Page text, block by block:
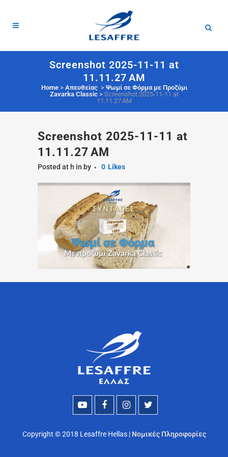
Screenshot 2025-11-11 at
11.11.27 AM
Home> Απευθείας > Ψωμί σε Φόρμα με Προζύμι
Zavarka Classic> Screenshot 2025-11-11 at
11.11.27 AM
Screenshot 2025-11-11 at
11.11.27 AM
Posted at h in by 0 Likes
Copyright © 2018 Lesaffre Hellas | Νομικές Πληροφορίες